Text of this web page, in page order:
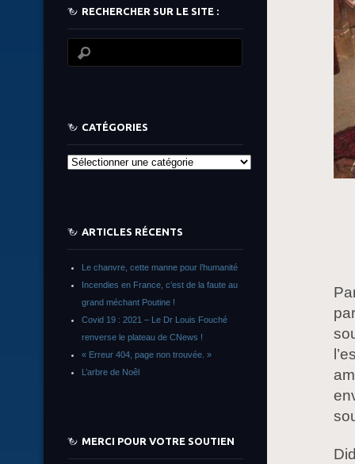
RECHERCHER SUR LE SITE :
CATÉGORIES
Catégories
ARTICLES RÉCENTS
Le chanvre, cette manne pour l’humanité
Incendies en France, c’est de la faute au
grand méchant Poutine !
Covid 19 : 2021 – Le Dr Louis Fouché
renverse le plateau de CNews !
« Erreur 404, page non trouvée. »
L’arbre de Noêl
MERCI POUR VOTRE SOUTIEN